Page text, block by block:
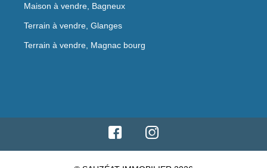
Maison à vendre, Bagneux
Terrain à vendre, Glanges
Terrain à vendre, Magnac bourg